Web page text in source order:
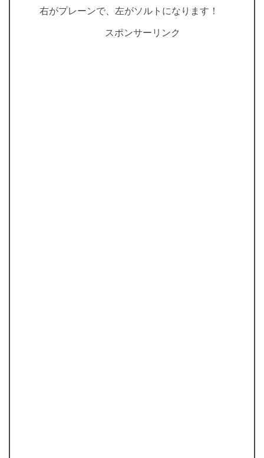
右がプレーンで、左がソルトになります！
スポンサーリンク